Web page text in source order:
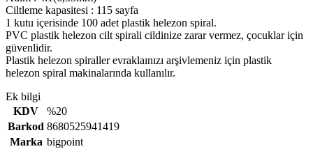
Ciltleme kapasitesi : 115 sayfa
1 kutu içerisinde 100 adet plastik helezon spiral.
PVC plastik helezon cilt spirali cildinize zarar vermez, çocuklar için
güvenlidir.
Plastik helezon spiraller evraklaınızı arşivlemeniz için plastik
helezon spiral makinalarında kullanılır.
Ek bilgi
KDV
%20
Barkod 8680525941419
Marka bigpoint